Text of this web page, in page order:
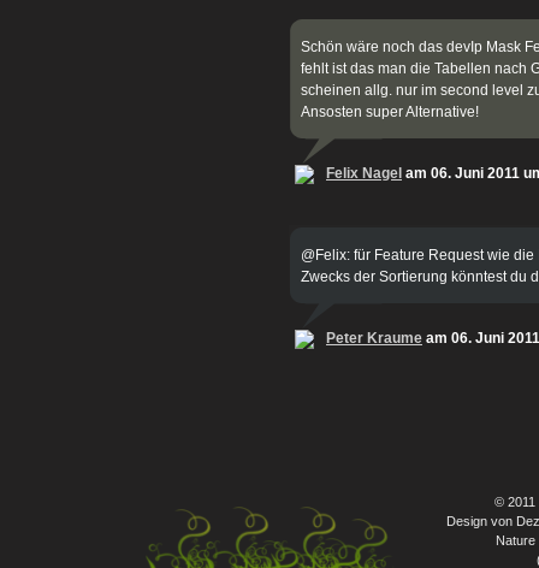
Schön wäre noch das devIp Mask
fehlt ist das man die Tabellen nach
scheinen allg. nur im second level
Ansosten super Alternative!
Felix Nagel am 06. Juni 2011
@Felix: für Feature Request wie
Zwecks der Sortierung könntest du
Peter Kraume am 06. Juni
© 2011
Design von
Nature